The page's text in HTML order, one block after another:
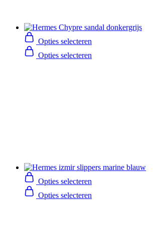
Opties selecteren
Opties selecteren
Opties selecteren
Opties selecteren